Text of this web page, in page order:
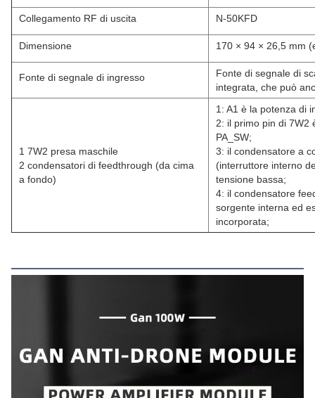
Collegamento RF di uscita N-50KFD
Dimensione 170 × 94 × 26,5 mm
Fonte di segnale di ingresso
Fonte di segnale di
integrata, che può
1 7W2 presa maschile
2 condensatori di feedthrough (da cima
a fondo)
1: A1 è la potenza di
2: il primo pin di 7W2
PA_SW;
3: il condensatore a
(interruttore interno
tensione bassa;
4: il condensatore
sorgente interna ed
incorporata;